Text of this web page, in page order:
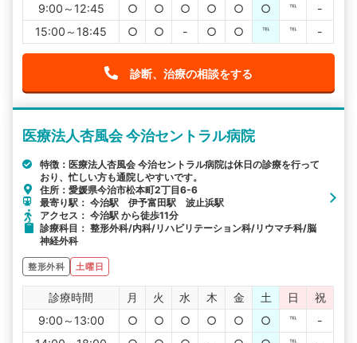
9:00～12:45
○ ○ ○ ○ ○ ○ ℡
-
15:00～18:45
○ ○ - ○ ○ ℡ ℡ -
診断、治療の相談をする
医療法人杏風会 今治セントラル病院
特徴：医療法人杏風会 今治セントラル病院は休日の診療を行って
おり、忙しい方も通院しやすいです。
住所：愛媛県今治市松本町2丁目6-6
最寄り駅： 今治駅 伊予富田駅 波止浜駅
アクセス： 今治駅 から徒歩11分
診療科目： 整形外科/内科/リハビリテーション科/リウマチ科/脳
神経外科
整形外科 土曜日
診療時間 月 火 水 木 金 土 日
祝
9:00～13:00
○ ○ ○ ○ ○ ○ ℡
-